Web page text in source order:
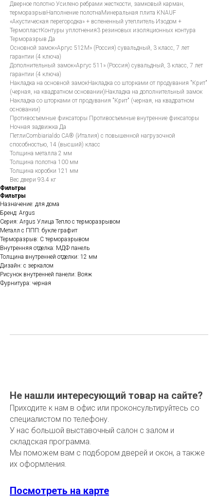
Дверное полотно Усилено ребрами жесткости, замковый карман,
терморазрывНаполнение полотнаМинеральная плита KNAUF
«Акустическая перегородка» + вспененный утеплитель Изодом +
ТермопластКонтуры уплотнения3 резиновых изоляционных контура
Терморазрыв Да
Основной замок«Аргус 512М» (Россия) сувальдный, 3 класс, 7 лет
гарантии (4 ключа)
Дополнительный замок«Аргус 511» (Россия) сувальдный, 3 класс, 7 лет
гарантии (4 ключа)
Накладка на основной замокНакладка со шторками от продувания "Крит"
(черная, на квадратном основании)Накладка на дополнительный замок
Накладка со шторками от продувания "Крит" (черная, на квадратном
основании)
Противосъемные фиксаторы Противосъемные внутренние фиксаторы
Ночная задвижка Да
ПетлиСombiarialdo СА® (Италия) с повышенной нагрузочной
способностью, 14 (высший) класс
Толщина металла 2 мм
Толщина полотна 100 мм
Толщина коробки 121 мм
Вес двери 93.4 кг
Фильтры
Фильтры
Назначение: для дома
Бренд: Argus
Серия: Argus Улица Тепло с терморазрывом
Металл с ППП: букле графит
Терморазрыв: С терморазрывом
Внутренняя отделка: МДФ панель
Толщина внутренней отделки: 12 мм
Дизайн: с зеркалом
Рисунок внутренней панели: Вояж
Фурнитура: черная
Не нашли интересующий товар на сайте?
Приходите к нам в офис или проконсультируйтесь со
специалистом по телефону.
У нас большой выставочный салон с залом и
складская программа.
Мы поможем вам с подбором дверей и окон, а также
их оформления.
Посмотреть на карте